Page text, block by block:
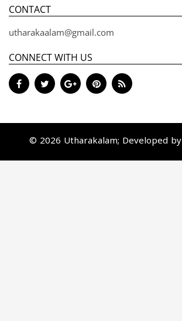
CONTACT
utharakaalam@gmail.com
CONNECT WITH US
© 2026 Utharakalam; Developed by